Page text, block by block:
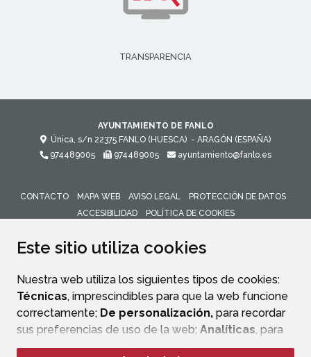
Este sitio utiliza cookies
Nuestra web utiliza los siguientes tipos de cookies:
Técnicas, imprescindibles para que la web funcione
correctamente; De personalización, para recordar
sus preferencias de uso de la web; Analíticas, para
mejorar el funcionamiento de la web y sus servicios.
TRANSPARENCIA
AYUNTAMIENTO DE FANLO
Única, s/n 22375 FANLO (HUESCA) - ARAGÓN (ESPAÑA)
974489005
974489005 ayuntamiento@fanlo.es
CONTACTO MAPA WEB AVISO LEGAL
PROTECCIÓN DE DATOS
ACCESIBILIDAD
POLÍTICA DE COOKIES